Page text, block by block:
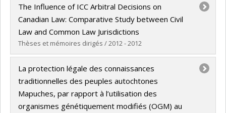
Graduate :Randrianarison, Hanitra Michele
Cycle :Master's
Grade :LL. M.
Lien vers le document dans Papyrus
The Influence of ICC Arbitral Decisions on
Canadian Law: Comparative Study between Civil
Law and Common Law Jurisdictions
Thèses et mémoires dirigés / 2012 - 2012
Graduate :Hedaraly, Saleha
Cycle :Master's
Grade :LL. M.
Lien vers le document dans Papyrus
La protection légale des connaissances
traditionnelles des peuples autochtones
Mapuches, par rapport à l’utilisation des
organismes génétiquement modifiés (OGM) au